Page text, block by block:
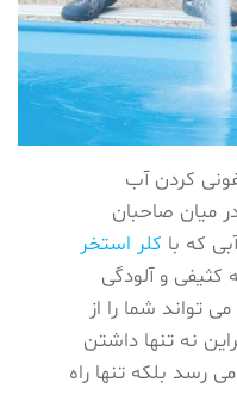
کردن آب
میان صاحبان
که با کلر استخر
کثیفی و آلودگی
تواند شما را از
نه تنها داشتن
رسد بلکه تنها راه